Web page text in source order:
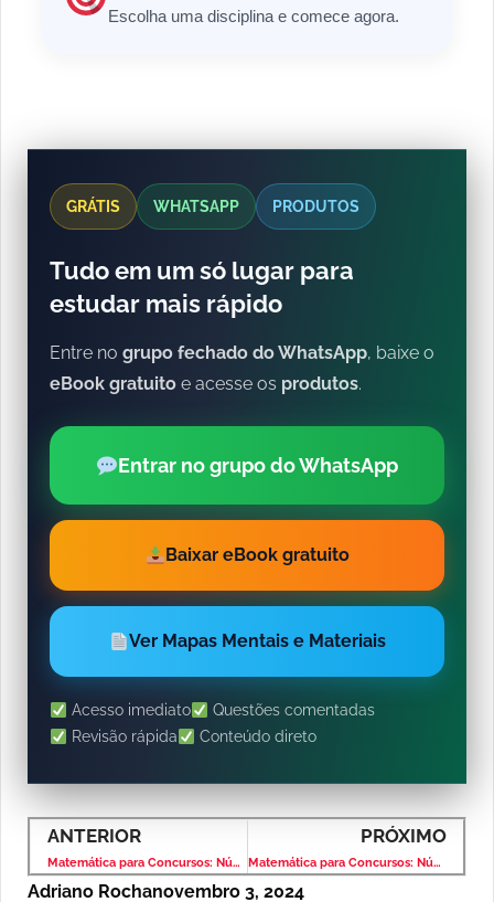
Escolha uma disciplina e comece agora.
GRÁTIS WHATSAPP PRODUTOS
Tudo em um só lugar para
estudar mais rápido
Entre no grupo fechado do WhatsApp, baixe o
eBook gratuito e acesse os produtos.
Entrar no grupo do WhatsApp
Baixar eBook gratuito
Ver Mapas Mentais e Materiais
Acesso imediato
Questões comentadas
Revisão rápida
Conteúdo direto
ANTERIOR
Matemática para Concursos: Números Decimais – Banca IBFC – Nível Fundamental
PRÓXIMO
Matemática para Concursos: Números Decimais – Banca IBFC – Nível Fundamental
Adriano Rochanovembro 3, 2024